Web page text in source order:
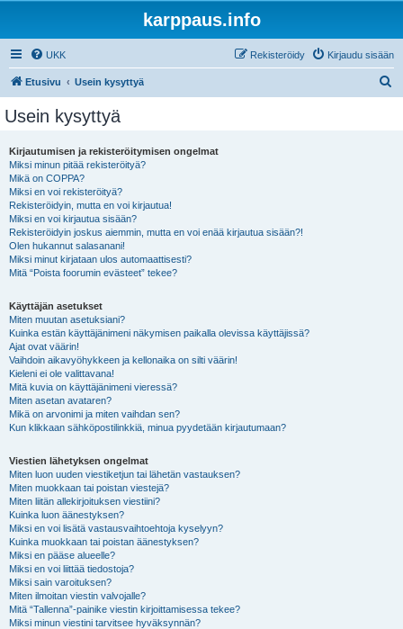
karppaus.info
UKK Kirjaudu sisään
Rekisteröidy
Etusivu Usein kysyttyä
Usein kysyttyä
Kirjautumisen ja rekisteröitymisen ongelmat
Miksi minun pitää rekisteröityä?
Mikä on COPPA?
Miksi en voi rekisteröityä?
Rekisteröidyin, mutta en voi kirjautua!
Miksi en voi kirjautua sisään?
Rekisteröidyin joskus aiemmin, mutta en voi enää kirjautua sisään?!
Olen hukannut salasanani!
Miksi minut kirjataan ulos automaattisesti?
Mitä “Poista foorumin evästeet” tekee?
Käyttäjän asetukset
Miten muutan asetuksiani?
Kuinka estän käyttäjänimeni näkymisen paikalla olevissa käyttäjissä?
Ajat ovat väärin!
Vaihdoin aikavyöhykkeen ja kellonaika on silti väärin!
Kieleni ei ole valittavana!
Mitä kuvia on käyttäjänimeni vieressä?
Miten asetan avataren?
Mikä on arvonimi ja miten vaihdan sen?
Kun klikkaan sähköpostilinkkiä, minua pyydetään kirjautumaan?
Viestien lähetyksen ongelmat
Miten luon uuden viestiketjun tai lähetän vastauksen?
Miten muokkaan tai poistan viestejä?
Miten liitän allekirjoituksen viestiini?
Kuinka luon äänestyksen?
Miksi en voi lisätä vastausvaihtoehtoja kyselyyn?
Kuinka muokkaan tai poistan äänestyksen?
Miksi en pääse alueelle?
Miksi en voi liittää tiedostoja?
Miksi sain varoituksen?
Miten ilmoitan viestin valvojalle?
Mitä “Tallenna”-painike viestin kirjoittamisessa tekee?
Miksi minun viestini tarvitsee hyväksynnän?